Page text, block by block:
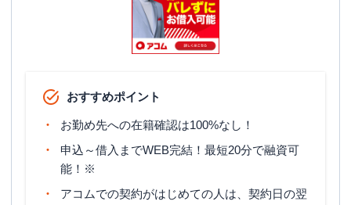
おすすめポイント
お勤め先への在籍確認は100%なし！
申込～借入までWEB完結！最短20分で融資可
能！※
アコムでの契約がはじめての人は、契約日の翌